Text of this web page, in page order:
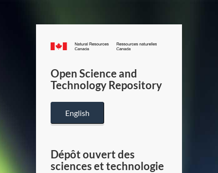
Canada.ca
/
Canada
Open Science and
Technology Repository
English
Dépôt ouvert des
sciences et technologie